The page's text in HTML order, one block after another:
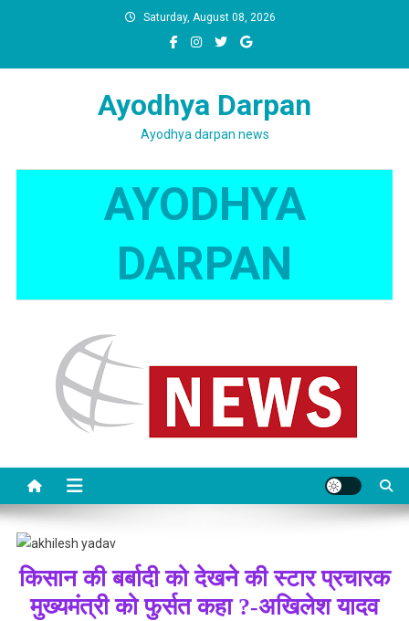
Saturday, August 08, 2026
Ayodhya Darpan
Ayodhya darpan news
AYODHYA
DARPAN
किसान की बर्बादी को देखने की स्टार प्रचारक
मुख्यमंत्री को फुर्सत कहा ?-अखिलेश यादव